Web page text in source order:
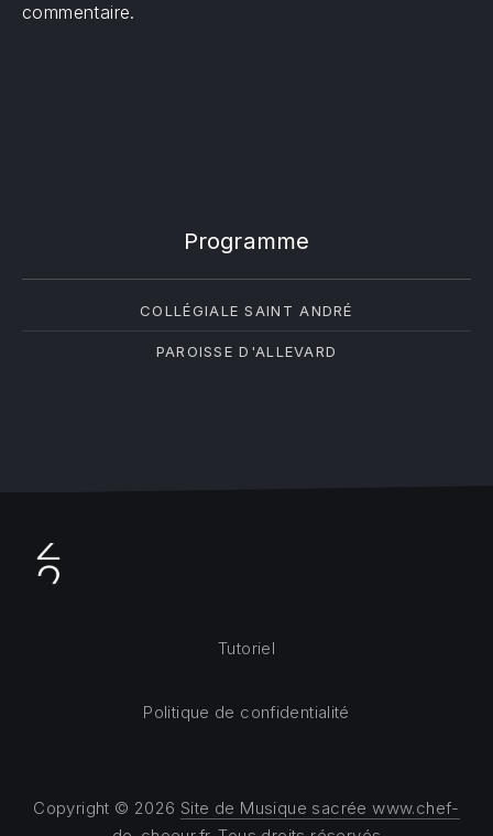
commentaire.
Programme
COLLÉGIALE SAINT ANDRÉ
PAROISSE D'ALLEVARD
Copyright © 2026 Site de Musique sacrée www.chef-
Tutoriel
Politique de confidentialité